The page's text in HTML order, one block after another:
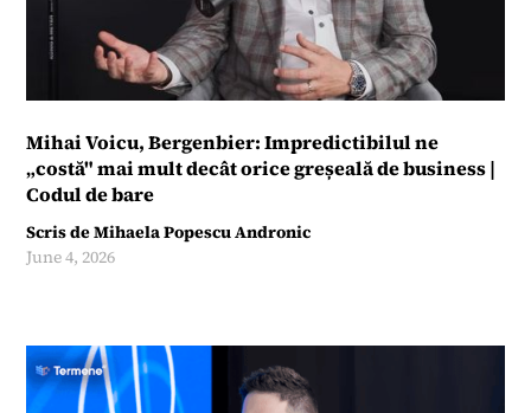
Mihai Voicu, Bergenbier: Impredictibilul ne
„costă" mai mult decât orice greșeală de business |
Codul de bare
Scris deMihaela Popescu Andronic
June 4, 2026